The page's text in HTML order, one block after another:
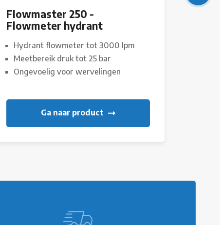
Flowmaster 250 -
Flowmeter hydrant
Hydrant flowmeter tot 3000 lpm
Meetbereik druk tot 25 bar
Ongevoelig voor wervelingen
Ga naar product